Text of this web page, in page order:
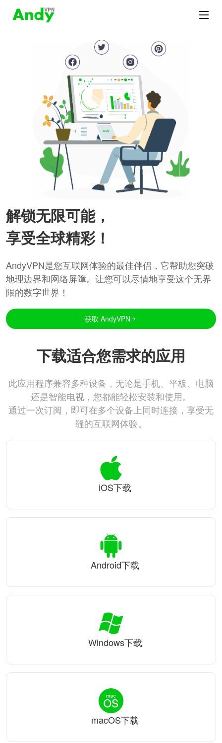
解锁无限可能，
享受全球精彩！
AndyVPN是您互联网体验的最佳伴侣，它帮助您突破
地理边界和网络屏障。让您可以尽情地享受这个无界
限的数字世界！
获取 AndyVPN
下载适合您需求的应用
此应用程序兼容多种设备，无论是手机、平板、电脑
还是智能电视，您都能轻松安装和使用。
通过一次订阅，即可在多个设备上同时连接，享受无
缝的互联网体验。
iOS下载
Android下载
Windows下载
macOS下载